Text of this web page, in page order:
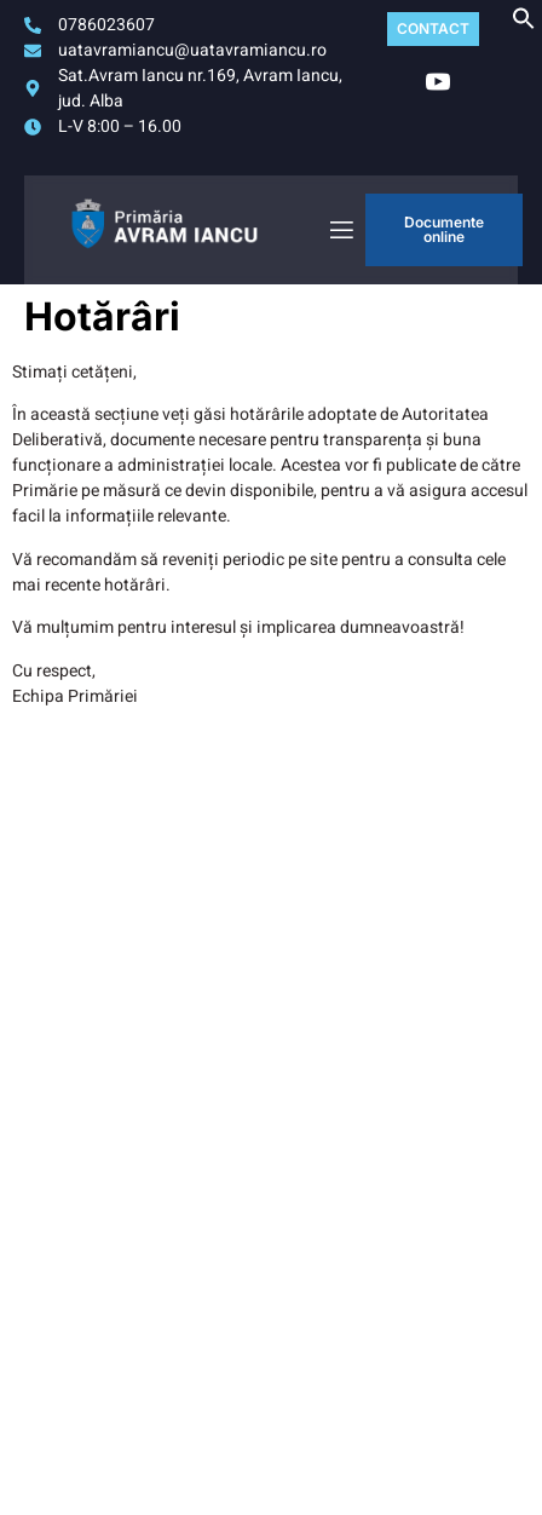
0786023607
uatavramiancu@uatavramiancu.ro
Sat.Avram Iancu nr.169, Avram Iancu,
jud. Alba
L-V 8:00 – 16.00
CONTACT
Documente
online
Hotărâri
Stimați cetățeni,
În această secțiune veți găsi hotărârile adoptate de Autoritatea
Deliberativă, documente necesare pentru transparența și buna
funcționare a administrației locale. Acestea vor fi publicate de către
Primărie pe măsură ce devin disponibile, pentru a vă asigura accesul
facil la informațiile relevante.
Vă recomandăm să reveniți periodic pe site pentru a consulta cele
mai recente hotărâri.
Vă mulțumim pentru interesul și implicarea dumneavoastră!
Cu respect,
Echipa Primăriei